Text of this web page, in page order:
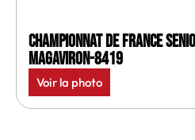
Championnat de France
MagAviron-8419
Voir la photo